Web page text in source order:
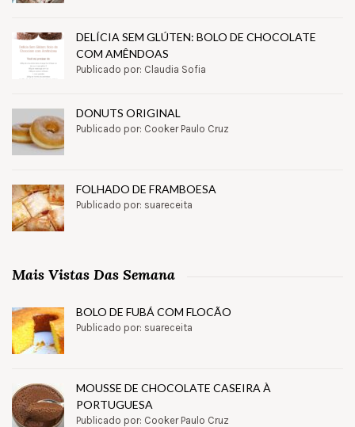
DELÍCIA SEM GLÚTEN: BOLO DE CHOCOLATE
COM AMÊNDOAS
Publicado por: Claudia Sofia
DONUTS ORIGINAL
Publicado por: Cooker Paulo Cruz
FOLHADO DE FRAMBOESA
Publicado por: suareceita
Mais Vistas Das Semana
BOLO DE FUBÁ COM FLOCÃO
Publicado por: suareceita
MOUSSE DE CHOCOLATE CASEIRA À
PORTUGUESA
Publicado por: Cooker Paulo Cruz